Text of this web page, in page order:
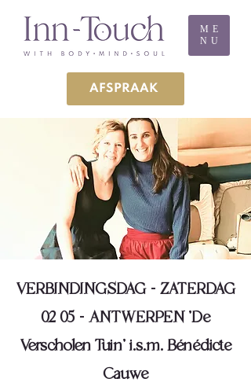
ME
NU
AFSPRAAK
VERBINDINGSDAG - ZATERDAG
02 05 - ANTWERPEN 'De
Verscholen Tuin' i.s.m. Bénédicte
Cauwe